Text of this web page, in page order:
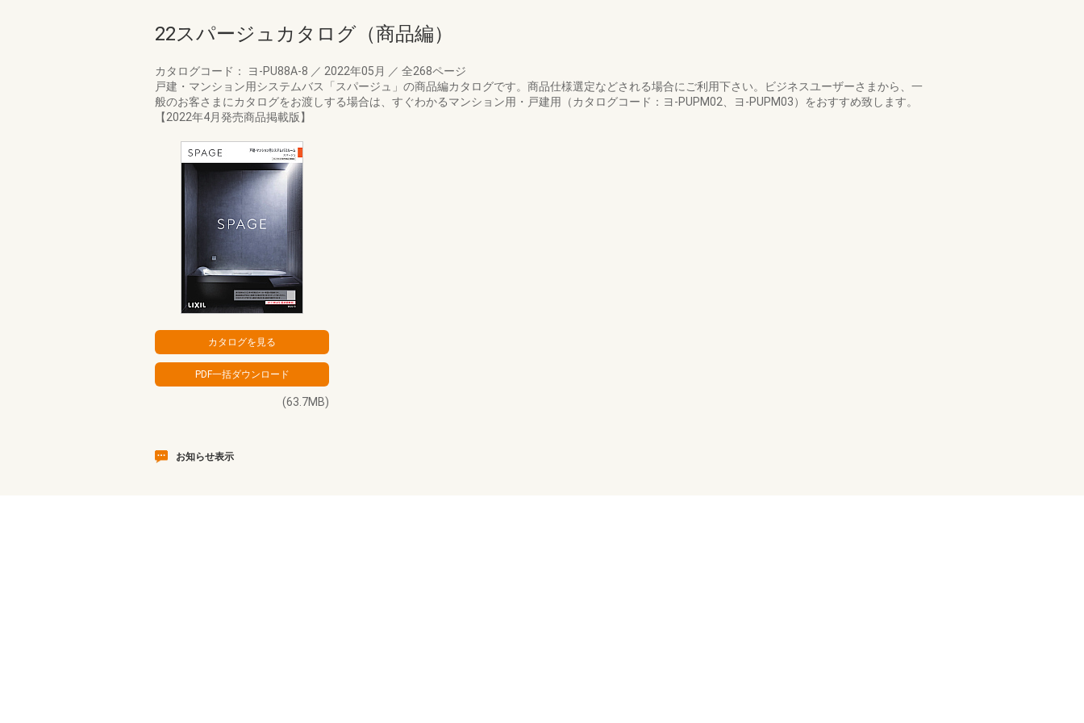
22スパージュカタログ（商品編）
カタログコード： ヨ-PU88A-8 ／ 2022年05月 ／ 全268ページ
戸建・マンション用システムバス「スパージュ」の商品編カタログです。商品仕様選定などされる場合にご利用下さい。ビジネスユーザーさまから、一
般のお客さまにカタログをお渡しする場合は、すぐわかるマンション用・戸建用（カタログコード：ヨ-PUPM02、ヨ-PUPM03）をおすすめ致します。
【2022年4月発売商品掲載版】
(63.7MB)
お知らせ表示